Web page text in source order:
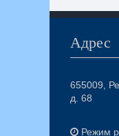
Адрес
655009,
д. 68
Режим